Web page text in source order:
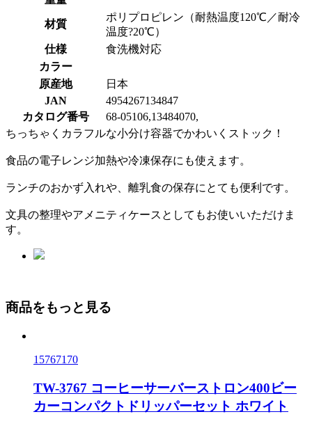
材質
ポリプロピレン（耐熱温度120℃／耐冷
温度?20℃）
仕様
食洗機対応
カラー
原産地
日本
JAN
4954267134847
カタログ番号
68-05106,13484070,
ちっちゃくカラフルな小分け容器でかわいくストック！
食品の電子レンジ加熱や冷凍保存にも使えます。
ランチのおかず入れや、離乳食の保存にとても便利です。
文具の整理やアメニティケースとしてもお使いいただけま
す。
商品をもっと見る
15767170
TW-3767 コーヒーサーバーストロン400ビー
カーコンパクトドリッパーセット ホワイト